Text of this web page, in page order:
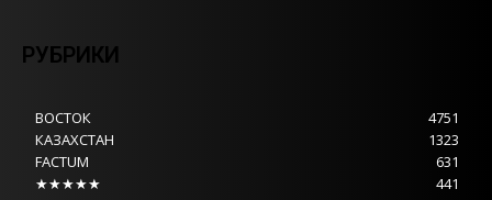
РУБРИКИ
ВОСТОК
4751
КАЗАХСТАН
1323
FACTUM
631
★★★★★
441